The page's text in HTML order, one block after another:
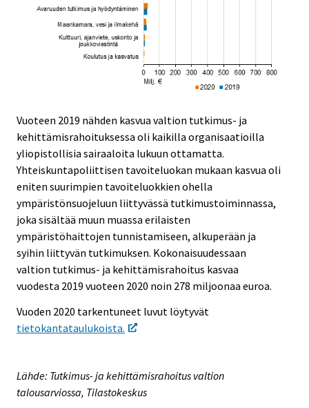
Vuoteen 2019 nähden kasvua valtion tutkimus- ja
kehittämisrahoituksessa oli kaikilla organisaatioilla
yliopistollisia sairaaloita lukuun ottamatta.
Yhteiskuntapoliittisen tavoiteluokan mukaan kasvua oli
eniten suurimpien tavoiteluokkien ohella
ympäristönsuojeluun liittyvässä tutkimustoiminnassa,
joka sisältää muun muassa erilaisten
ympäristöhaittojen tunnistamiseen, alkuperään ja
syihin liittyvän tutkimuksen. Kokonaisuudessaan
valtion tutkimus- ja kehittämisrahoitus kasvaa
vuodesta 2019 vuoteen 2020 noin 278 miljoonaa euroa.
Vuoden 2020 tarkentuneet luvut löytyvät
tietokantataulukoista.
Lähde: Tutkimus- ja kehittämisrahoitus valtion
talousarviossa, Tilastokeskus